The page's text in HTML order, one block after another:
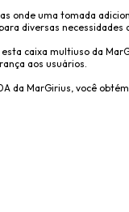
onde uma tomada
diversas necessidades
caixa multiuso da
aos usuários.
da MarGirius, você